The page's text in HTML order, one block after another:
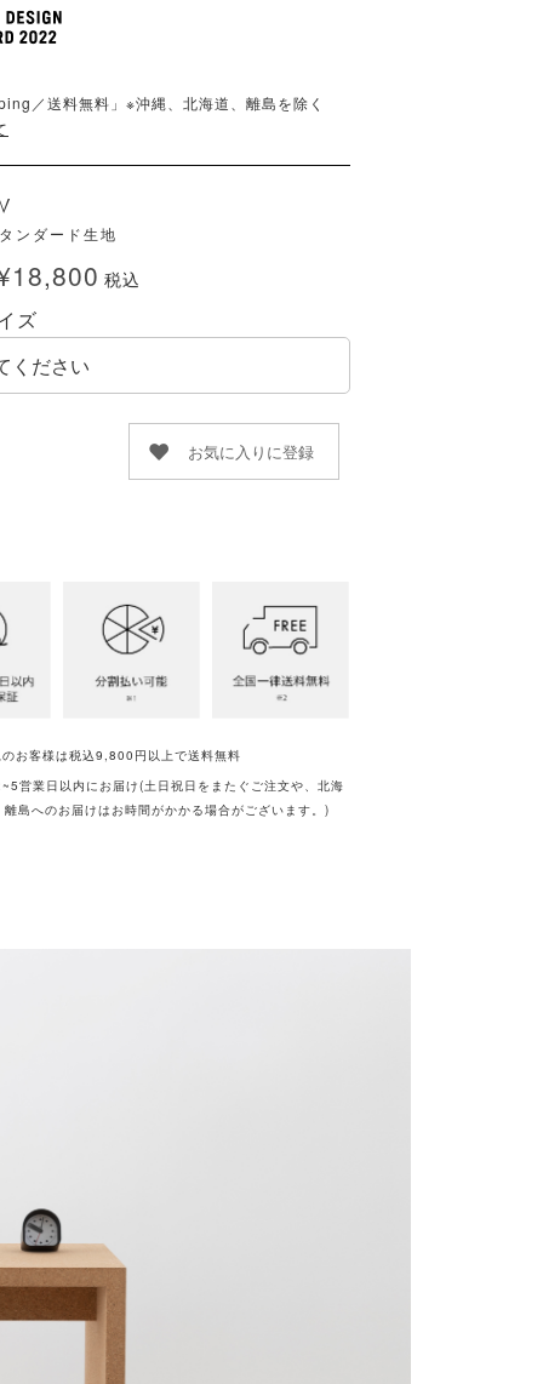
／送料無料」※沖縄、北海道、離島を除く
ンダード生地
18,800 税込
ズ
お気に入りに登録
お客様は税込9,800円以上で送料無料
離島へのお届けはお時間がかかる場合がございます。)